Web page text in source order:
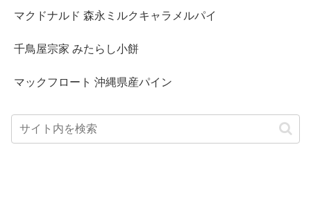
マクドナルド 森永ミルクキャラメルパイ
千鳥屋宗家 みたらし小餅
マックフロート 沖縄県産パイン